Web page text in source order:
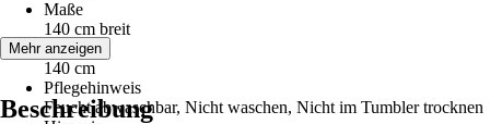
Maße
140 cm breit
Breite
140 cm
Pflegehinweis
Feucht abwaschbar, Nicht waschen, Nicht im Tumbler trocknen
Mehr anzeigen
Beschreibung